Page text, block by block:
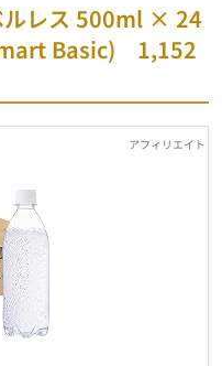
ルレス 500ml × 24
Basic) 1,152